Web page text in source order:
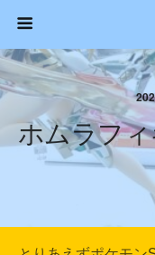
ホムラフ